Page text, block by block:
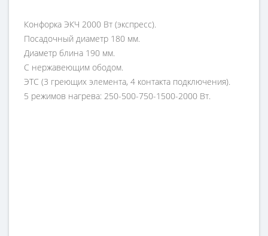
Конфорка ЭКЧ 2000 Вт (экспресс).
Посадочный диаметр 180 мм.
Диаметр блина 190 мм.
С нержавеющим ободом.
ЭТС (3 греющих элемента, 4 контакта подключения).
5 режимов нагрева: 250-500-750-1500-2000 Вт.